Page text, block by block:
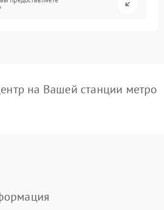
на Вашей станции метро